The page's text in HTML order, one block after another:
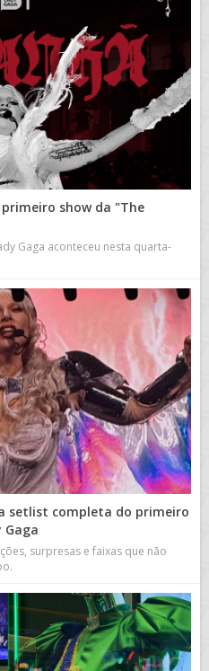
show da "The
Gaga aconteceu nesta quarta-
a setlist completa do primeiro
Gaga
surpresas e faixas que não